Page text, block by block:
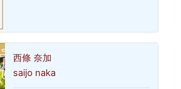
西條 奈加
saijo naka